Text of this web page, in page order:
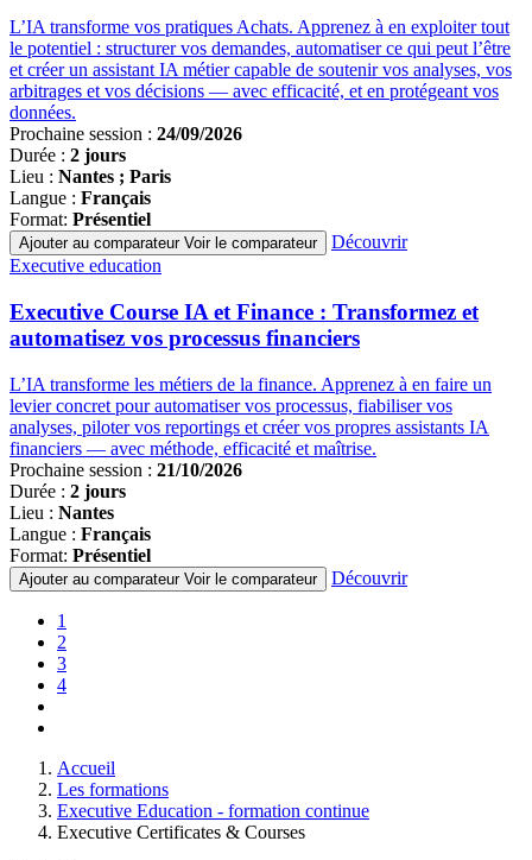
L’IA transforme vos pratiques Achats. Apprenez à en exploiter tout
le potentiel : structurer vos demandes, automatiser ce qui peut l’être
et créer un assistant IA métier capable de soutenir vos analyses, vos
arbitrages et vos décisions — avec efficacité, et en protégeant vos
données.
Prochaine session : 24/09/2026
Durée : 2 jours
Lieu : Nantes ; Paris
Langue : Français
Format: Présentiel
Ajouter au comparateur Voir le comparateur
Découvrir
Famille
programmes
Executive education
Executive Course IA et Finance : Transformez et
automatisez vos processus financiers
L’IA transforme les métiers de la finance. Apprenez à en faire un
levier concret pour automatiser vos processus, fiabiliser vos
analyses, piloter vos reportings et créer vos propres assistants IA
financiers — avec méthode, efficacité et maîtrise.
Prochaine session : 21/10/2026
Durée : 2 jours
Lieu : Nantes
Langue : Français
Format: Présentiel
Ajouter au comparateur Voir le comparateur Découvrir
Pagination
Page
courante
1
Page
2
Page
3
Page
4
d'Ariane
Accueil
Les formations
Executive Education - formation continue
Executive Certificates & Courses